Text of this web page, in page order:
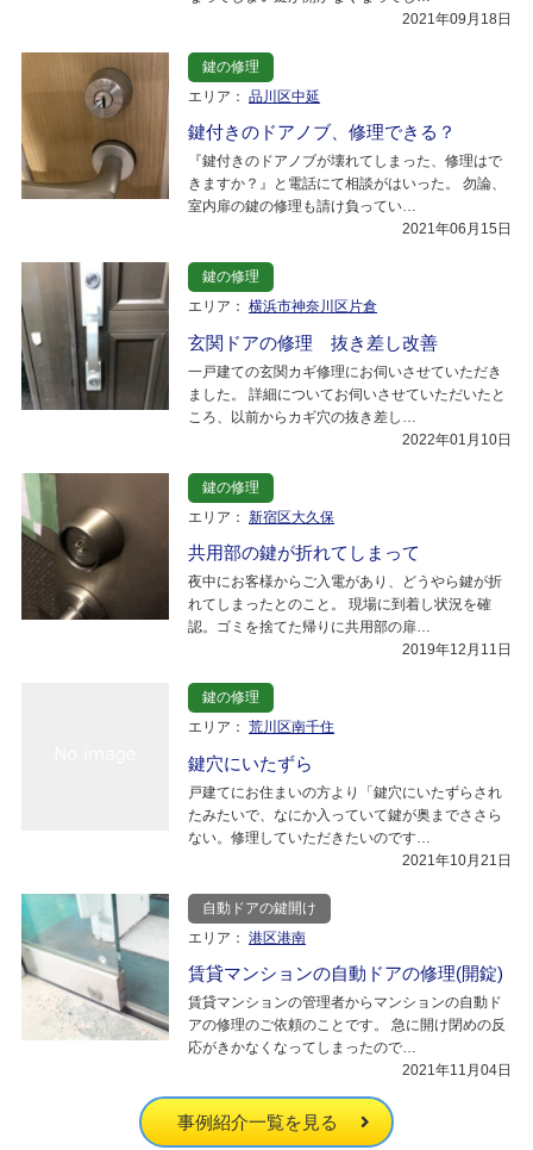
2021年09月18日
鍵の修理
エリア： 品川区中延
鍵付きのドアノブ、修理できる？
『鍵付きのドアノブが壊れてしまった、修理はで
きますか？』と電話にて相談がはいった。 勿論、
室内扉の鍵の修理も請け負ってい…
2021年06月15日
鍵の修理
エリア： 横浜市神奈川区片倉
玄関ドアの修理 抜き差し改善
一戸建ての玄関カギ修理にお伺いさせていただき
ました。 詳細についてお伺いさせていただいたと
ころ、以前からカギ穴の抜き差し…
2022年01月10日
鍵の修理
エリア： 新宿区大久保
共用部の鍵が折れてしまって
夜中にお客様からご入電があり、どうやら鍵が折
れてしまったとのこと。 現場に到着し状況を確
認。ゴミを捨てた帰りに共用部の扉…
2019年12月11日
鍵の修理
エリア： 荒川区南千住
鍵穴にいたずら
戸建てにお住まいの方より「鍵穴にいたずらされ
たみたいで、なにか入っていて鍵が奥までささら
ない。修理していただきたいのです…
2021年10月21日
自動ドアの鍵開け
エリア： 港区港南
賃貸マンションの自動ドアの修理(開錠)
賃貸マンションの管理者からマンションの自動ド
アの修理のご依頼のことです。 急に開け閉めの反
応がきかなくなってしまったので…
2021年11月04日
事例紹介一覧を見る